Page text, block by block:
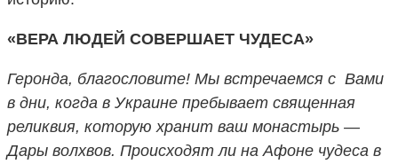
«ВЕРА ЛЮДЕЙ СОВЕРШАЕТ ЧУДЕСА»
Геронда, благословите! Мы встречаемся с Вами
в дни, когда в Украине пребывает cвященная
реликвия, которую хранит ваш монастырь —
Дары волхвов. Происходят ли на Афоне чудеса в